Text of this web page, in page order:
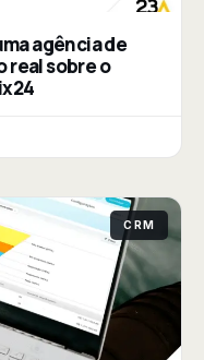
agência de
real sobre o
CRM